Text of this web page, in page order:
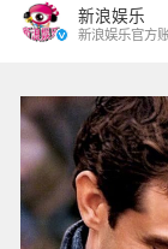
新浪娱乐
新浪娱乐官方